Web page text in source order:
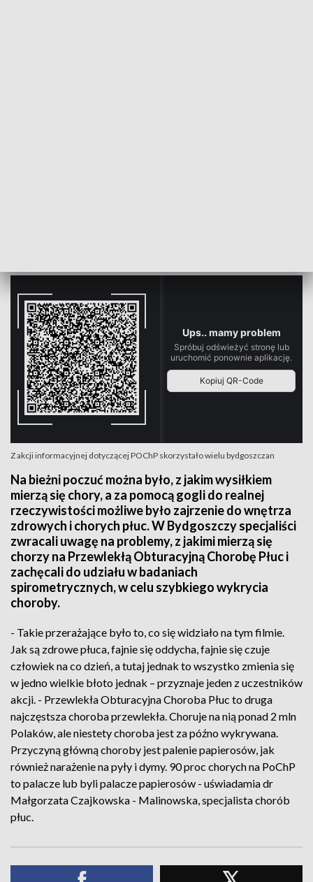
Z akcji informacyjnej dotyczącej POChP skorzystało wielu bydgoszczan
Na bieżni poczuć można było, z jakim wysiłkiem
mierzą się chory, a za pomocą gogli do realnej
rzeczywistości możliwe było zajrzenie do wnętrza
zdrowych i chorych płuc. W Bydgoszczy specjaliści
zwracali uwagę na problemy, z jakimi mierzą się
chorzy na Przewlekłą Obturacyjną Chorobę Płuc i
zachęcali do udziału w badaniach
spirometrycznych, w celu szybkiego wykrycia
choroby.
- Takie przerażające było to, co się widziało na tym filmie.
Jak są zdrowe płuca, fajnie się oddycha, fajnie się czuje
człowiek na co dzień, a tutaj jednak to wszystko zmienia się
w jedno wielkie błoto jednak – przyznaje jeden z uczestników
akcji. - Przewlekła Obturacyjna Choroba Płuc to druga
najczęstsza choroba przewlekła. Choruje na nią ponad 2 mln
Polaków, ale niestety choroba jest za późno wykrywana.
Przyczyną główną choroby jest palenie papierosów, jak
również narażenie na pyły i dymy. 90 proc chorych na PoChP
to palacze lub byli palacze papierosów - uświadamia dr
Małgorzata Czajkowska - Malinowska, specjalista chorób
płuc.